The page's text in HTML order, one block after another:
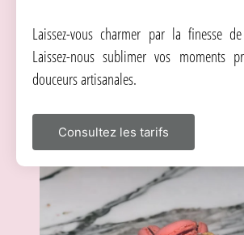
Laissez-vous charmer par la finesse
Laissez-nous sublimer vos moments
douceurs artisanales.
Consultez les tarifs